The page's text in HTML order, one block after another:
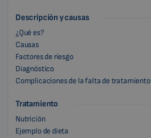
Descripción y causas
¿Qué es?
Causas
Factores de riesgo
Diagnóstico
Complicaciones de la falta de tratamiento
Tratamiento
Nutrición
Ejemplo de dieta